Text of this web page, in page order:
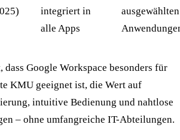
integriert in
alle Apps
ausgewählten
Google Workspace besonders für
KMU geeignet ist, die Wert auf
intuitive Bedienung und nahtlose
– ohne umfangreiche IT-Abteilungen.